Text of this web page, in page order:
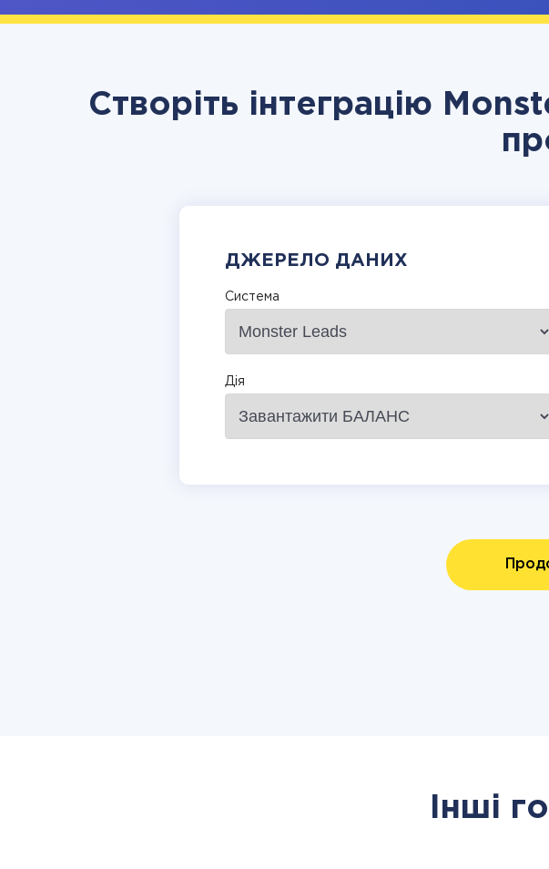
Створіть інтеграцію
ДЖЕРЕЛО ДАНИХ
Система
Дія
Інші